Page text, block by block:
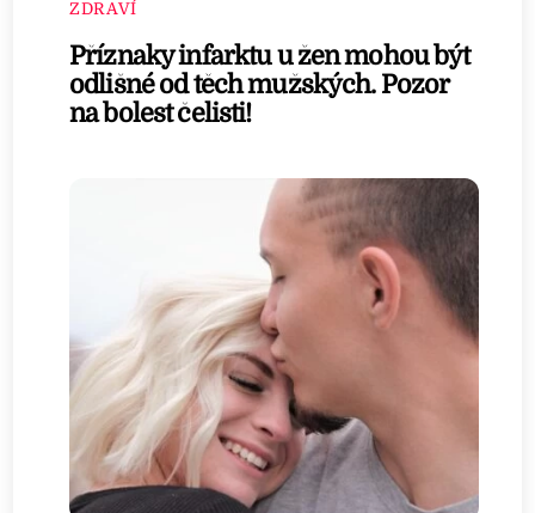
ZDRAVÍ
Příznaky infarktu u žen mohou být
odlišné od těch mužských. Pozor
na bolest čelisti!